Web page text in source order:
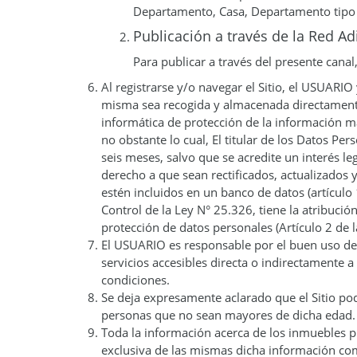
Departamento, Casa, Departamento
Publicación a través de la Red
Para publicar a través del presente
Al registrarse y/o navegar el Sitio, el
misma sea recogida y almacenada
informática de protección de la información
no obstante lo cual, El titular de los Datos
seis meses, salvo que se acredite un interés
derecho a que sean rectificados,
estén incluidos en un banco de datos (artículo
Control de la Ley N° 25.326, tiene la
protección de datos personales (Artículo 2 de
El USUARIO es responsable por el buen uso
servicios accesibles directa o indirectamente
condiciones.
Se deja expresamente aclarado que el Sitio
personas que no sean mayores de dicha edad.
Toda la información acerca de los inmuebles
exclusiva de las mismas dicha información